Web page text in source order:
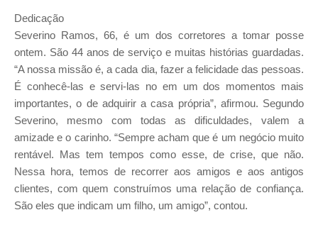
Dedicação
Severino Ramos, 66, é um dos corretores a tomar posse
ontem. São 44 anos de serviço e muitas histórias guardadas.
“A nossa missão é, a cada dia, fazer a felicidade das pessoas.
É conhecê-las e servi-las no em um dos momentos mais
importantes, o de adquirir a casa própria”, afirmou. Segundo
Severino, mesmo com todas as dificuldades, valem a
amizade e o carinho. “Sempre acham que é um negócio muito
rentável. Mas tem tempos como esse, de crise, que não.
Nessa hora, temos de recorrer aos amigos e aos antigos
clientes, com quem construímos uma relação de confiança.
São eles que indicam um filho, um amigo”, contou.